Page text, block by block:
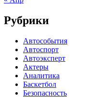
Рубрики
Автособытия
Автоспорт
Автоэксперт
Актеры
Аналитика
Баскетбол
Безопасность